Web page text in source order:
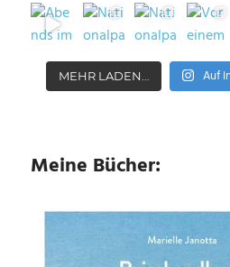
MEHR LADEN… Auf
Meine Bücher: